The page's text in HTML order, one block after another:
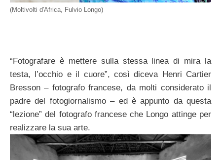
(Moltivolti d'Africa, Fulvio Longo)
“Fotografare è mettere sulla stessa linea di mira la
testa, l’occhio e il cuore”, così diceva Henri Cartier
Bresson – fotografo francese, da molti considerato il
padre del fotogiornalismo – ed è appunto da questa
“lezione” del fotografo francese che Longo attinge per
realizzare la sua arte.